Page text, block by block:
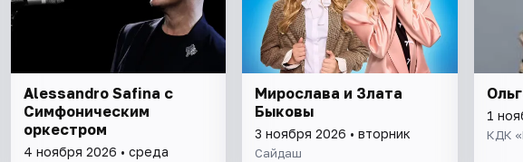
Alessandro Safina с
Симфоническим
оркестром
4 ноября 2026 • среда
Мирослава и Злата
Быковы
3 ноября 2026 • вторник
Сайдаш
1
КДК